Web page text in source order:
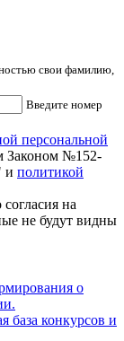
свои фамилию,
Введите номер
персональной
Законом №152-
и политикой
на
не будут видны